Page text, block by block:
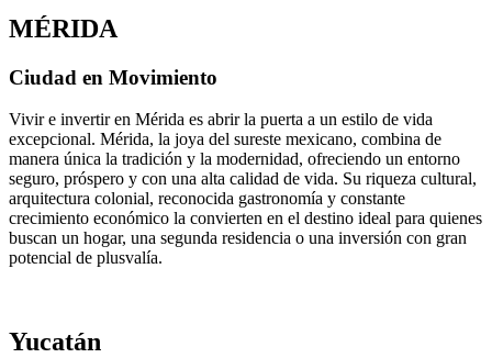
MÉRIDA
Ciudad en Movimiento
Vivir e invertir en Mérida es abrir la puerta a un estilo de vida
excepcional. Mérida, la joya del sureste mexicano, combina de
manera única la tradición y la modernidad, ofreciendo un entorno
seguro, próspero y con una alta calidad de vida. Su riqueza cultural,
arquitectura colonial, reconocida gastronomía y constante
crecimiento económico la convierten en el destino ideal para quienes
buscan un hogar, una segunda residencia o una inversión con gran
potencial de plusvalía.
Yucatán